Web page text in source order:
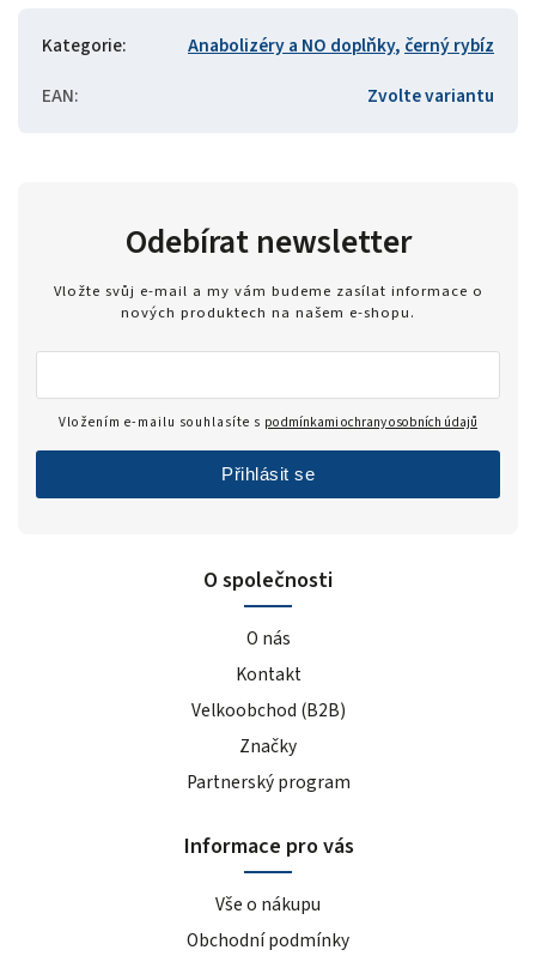
Kategorie: Anabolizéry a NO doplňky, černý rybíz
EAN: Zvolte variantu
O společnosti
O nás
Kontakt
Velkoobchod (B2B)
Značky
Partnerský program
Informace pro vás
Vše o nákupu
Obchodní podmínky
Odebírat newsletter
Vložte svůj e-mail a my vám budeme zasílat informace o
nových produktech na našem e-shopu.
Vložením e-mailu souhlasíte s podmínkami ochrany osobních údajů
Přihlásit se